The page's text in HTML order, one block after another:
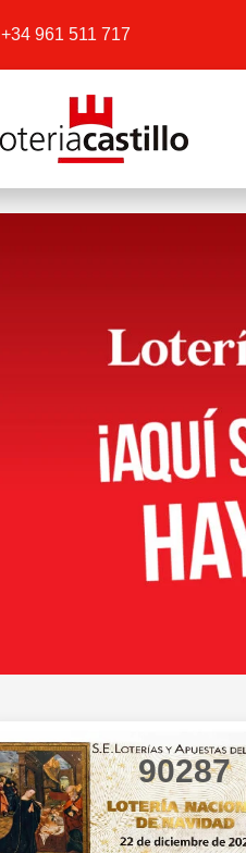
+34 961 511 717
90287